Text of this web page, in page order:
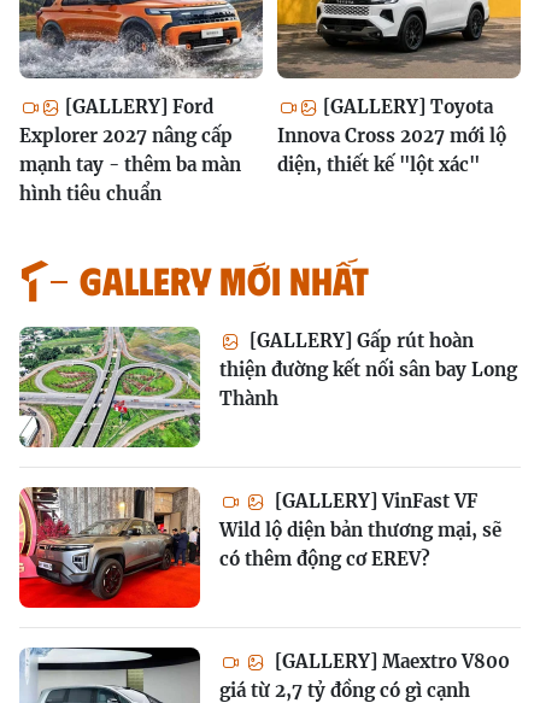
[GALLERY] Ford
Explorer 2027 nâng cấp
mạnh tay - thêm ba màn
hình tiêu chuẩn
[GALLERY] Toyota
Innova Cross 2027 mới lộ
diện, thiết kế "lột xác"
GALLERY MỚI NHẤT
[GALLERY] Gấp rút hoàn
thiện đường kết nối sân bay Long
Thành
[GALLERY] VinFast VF
Wild lộ diện bản thương mại, sẽ
có thêm động cơ EREV?
[GALLERY] Maextro V800
giá từ 2,7 tỷ đồng có gì cạnh